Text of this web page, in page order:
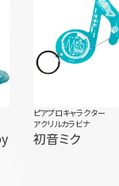
ピアプロキャラクター
アクリルカラビナ
初音ミク